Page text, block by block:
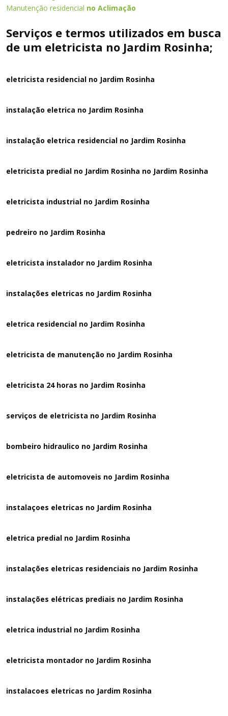
Manutenção residencial no Aclimação
Serviços e termos utilizados em busca
de um eletricista no Jardim Rosinha;
eletricista residencial no Jardim Rosinha
instalação eletrica no Jardim Rosinha
instalação eletrica residencial no Jardim Rosinha
eletricista predial no Jardim Rosinha no Jardim Rosinha
eletricista industrial no Jardim Rosinha
pedreiro no Jardim Rosinha
eletricista instalador no Jardim Rosinha
instalações eletricas no Jardim Rosinha
eletrica residencial no Jardim Rosinha
eletricista de manutenção no Jardim Rosinha
eletricista 24 horas no Jardim Rosinha
serviços de eletricista no Jardim Rosinha
bombeiro hidraulico no Jardim Rosinha
eletricista de automoveis no Jardim Rosinha
instalaçoes eletricas no Jardim Rosinha
eletrica predial no Jardim Rosinha
instalações eletricas residenciais no Jardim Rosinha
instalações elétricas prediais no Jardim Rosinha
eletrica industrial no Jardim Rosinha
eletricista montador no Jardim Rosinha
instalacoes eletricas no Jardim Rosinha